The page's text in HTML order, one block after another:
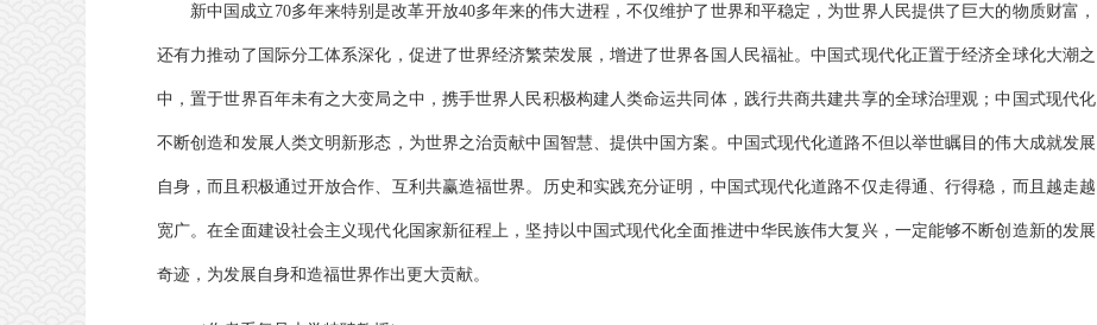
新中国成立70多年来特别是改革开放40多年来的伟大进程，不仅维护了世界和平稳定，为世界人民提供了巨大的物质财富，
还有力推动了国际分工体系深化，促进了世界经济繁荣发展，增进了世界各国人民福祉。中国式现代化正置于经济全球化大潮之
中，置于世界百年未有之大变局之中，携手世界人民积极构建人类命运共同体，践行共商共建共享的全球治理观；中国式现代化
不断创造和发展人类文明新形态，为世界之治贡献中国智慧、提供中国方案。中国式现代化道路不但以举世瞩目的伟大成就发展
自身，而且积极通过开放合作、互利共赢造福世界。历史和实践充分证明，中国式现代化道路不仅走得通、行得稳，而且越走越
宽广。在全面建设社会主义现代化国家新征程上，坚持以中国式现代化全面推进中华民族伟大复兴，一定能够不断创造新的发展
奇迹，为发展自身和造福世界作出更大贡献。